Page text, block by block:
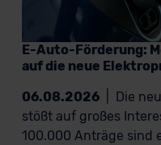
E-Auto-Förderung:
auf die neue
06.08.2026
Die
stößt auf großes
100.000 Anträge sind